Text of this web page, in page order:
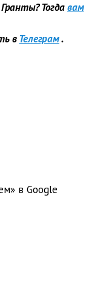
Тогдавам
вТелеграм.
в Google